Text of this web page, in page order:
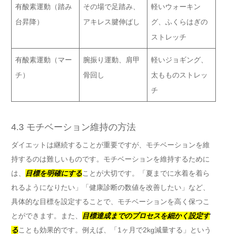
有酸素運動（踏み
台昇降）
その場で足踏み、
アキレス腱伸ばし
軽いウォーキン
グ、ふくらはぎの
ストレッチ
有酸素運動（マー
チ）
腕振り運動、肩甲
骨回し
軽いジョギング、
太もものストレッ
チ
4.3 モチベーション維持の方法
ダイエットは継続することが重要ですが、モチベーションを維
持するのは難しいものです。モチベーションを維持するために
は、
目標を明確にすることが大切です。「夏までに水着を着ら
れるようになりたい」「健康診断の数値を改善したい」など、
具体的な目標を設定することで、モチベーションを高く保つこ
とができます。また、
目標達成までのプロセスを細かく設定す
ることも効果的です。例えば、「1ヶ月で2kg減量する」という